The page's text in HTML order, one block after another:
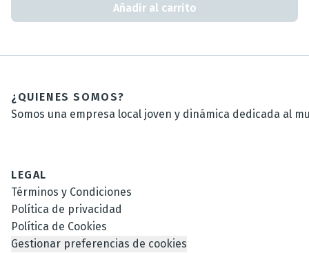
Añadir al carrito
¿QUIENES SOMOS?
Somos una empresa local joven y dinámica dedicada al
LEGAL
Términos y Condiciones
Política de privacidad
Política de Cookies
Gestionar preferencias de cookies